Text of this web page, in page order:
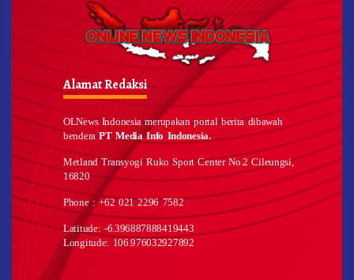
Alamat Redaksi
OLNews Indonesia merupakan portal berita dibawah
benderaPT Media Info Indonesia.
Metland Transyogi Ruko Sport Center No.2 Cileungsi,
16820
Phone : +62 021 2296 7582
Latitude: -6.396887888419443
Longitude: 106.976032927892